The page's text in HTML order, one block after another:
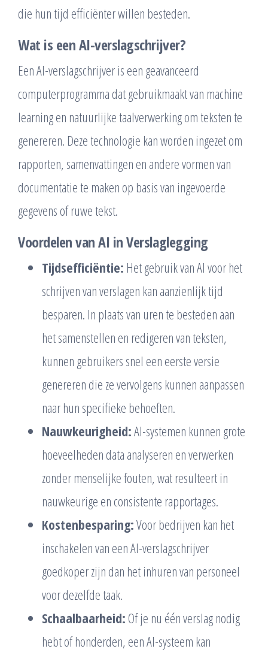
die hun tijd efficiënter willen besteden.
Wat is een AI-verslagschrijver?
Een AI-verslagschrijver is een geavanceerd
computerprogramma dat gebruikmaakt van machine
learning en natuurlijke taalverwerking om teksten te
genereren. Deze technologie kan worden ingezet om
rapporten, samenvattingen en andere vormen van
documentatie te maken op basis van ingevoerde
gegevens of ruwe tekst.
Voordelen van AI in Verslaglegging
Tijdsefficiëntie: Het gebruik van AI voor het
schrijven van verslagen kan aanzienlijk tijd
besparen. In plaats van uren te besteden aan
het samenstellen en redigeren van teksten,
kunnen gebruikers snel een eerste versie
genereren die ze vervolgens kunnen aanpassen
naar hun specifieke behoeften.
Nauwkeurigheid:AI-systemen kunnen grote
hoeveelheden data analyseren en verwerken
zonder menselijke fouten, wat resulteert in
nauwkeurige en consistente rapportages.
Kostenbesparing:Voor bedrijven kan het
inschakelen van een AI-verslagschrijver
goedkoper zijn dan het inhuren van personeel
voor dezelfde taak.
Schaalbaarheid: Of je nu één verslag nodig
hebt of honderden, een AI-systeem kan